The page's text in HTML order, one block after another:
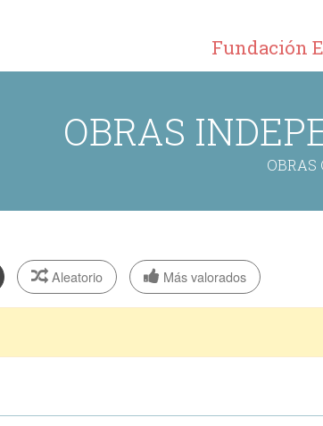
Fundación
OBRAS
OBRAS
Aleatorio Más valorados